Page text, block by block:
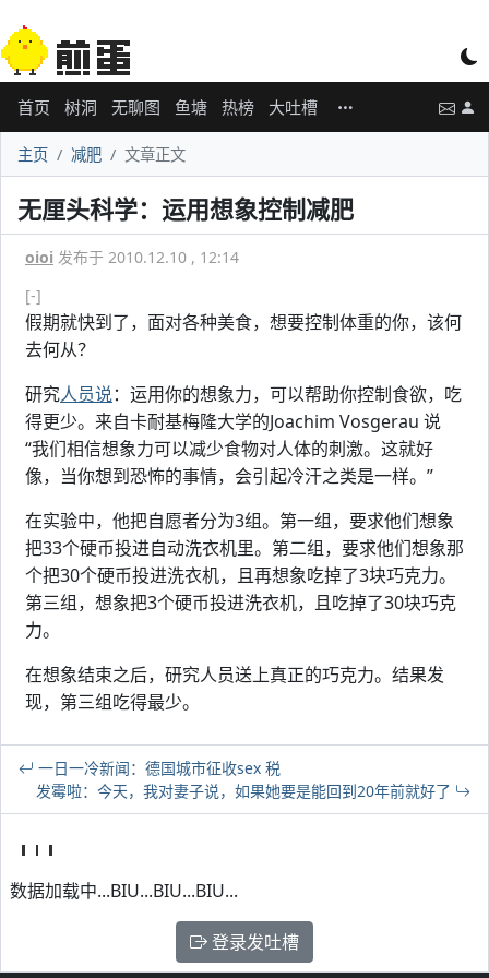
首页 树洞 无聊图 鱼塘 热榜 大吐槽
主页 减肥 文章正文
无厘头科学：运用想象控制减肥
oioi 发布于 2010.12.10 , 12:14
[-]
假期就快到了，面对各种美食，想要控制体重的你，该何
去何从？
研究人员说：运用你的想象力，可以帮助你控制食欲，吃
得更少。来自卡耐基梅隆大学的Joachim Vosgerau 说
“我们相信想象力可以减少食物对人体的刺激。这就好
像，当你想到恐怖的事情，会引起冷汗之类是一样。”
在实验中，他把自愿者分为3组。第一组，要求他们想象
把33个硬币投进自动洗衣机里。第二组，要求他们想象那
个把30个硬币投进洗衣机，且再想象吃掉了3块巧克力。
第三组，想象把3个硬币投进洗衣机，且吃掉了30块巧克
力。
在想象结束之后，研究人员送上真正的巧克力。结果发
现，第三组吃得最少。
一日一冷新闻：德国城市征收sex 税
发霉啦：今天，我对妻子说，如果她要是能回到20年前就好了
数据加载中...BIU...BIU...BIU...
登录发吐槽